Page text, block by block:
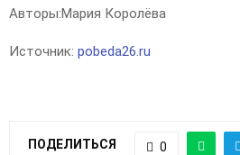
Авторы:Мария Королёва
Источник: pobeda26.ru
ПОДЕЛИТЬСЯ 0